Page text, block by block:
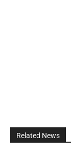
Related News